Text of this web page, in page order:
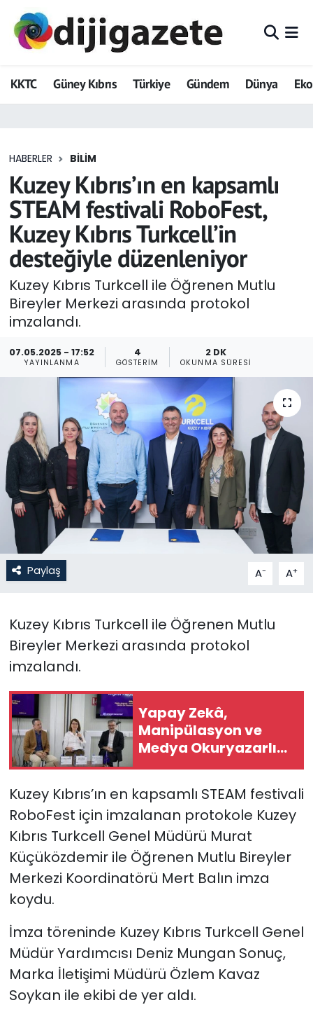
KKTC Güney Kıbrıs Türkiye Gündem Dünya
HABERLER BILIM
Kuzey Kıbrıs’ın en kapsamlı
STEAM festivali RoboFest,
Kuzey Kıbrıs Turkcell’in
desteğiyle düzenleniyor
Kuzey Kıbrıs Turkcell ile Öğrenen Mutlu
Bireyler Merkezi arasında protokol
imzalandı.
07.05.2025 - 17:52
YAYINLANMA
4
GÖSTERIM
2 DK
OKUNMA SÜRESI
Paylaş A- A+
Kuzey Kıbrıs Turkcell ile Öğrenen Mutlu
Bireyler Merkezi arasında protokol
imzalandı.
Yapay Zekâ,
Manipülasyon ve
Medya Okuryazarlığı
Zirvesi düzenlendi
Kuzey Kıbrıs’ın en kapsamlı STEAM festivali
RoboFest için imzalanan protokole Kuzey
Kıbrıs Turkcell Genel Müdürü Murat
Küçüközdemir ile Öğrenen Mutlu Bireyler
Merkezi Koordinatörü Mert Balın imza
koydu.
İmza töreninde Kuzey Kıbrıs Turkcell Genel
Müdür Yardımcısı Deniz Mungan Sonuç,
Marka İletişimi Müdürü Özlem Kavaz
Soykan ile ekibi de yer aldı.
ADVERTORIAL
Dijigazete
Eğitim
Ekonomi
Foto Galeri
GEZİ
Güncel
KKTC
KKTC YEREL SEÇİM 2018
Kültür Sanat
Magazin
Moda
Nöbetçi Eczaneler
Otomobil Dünyası
Politika
SAĞLIK
Spor
Teknoloji
TÜRKiYE
Video Galeri
YAŞAM
Yazarlar
Hava Durumu
Trafik Durumu
Tüm Manşetler
Son Dakika Haberleri
Haber Arşivi